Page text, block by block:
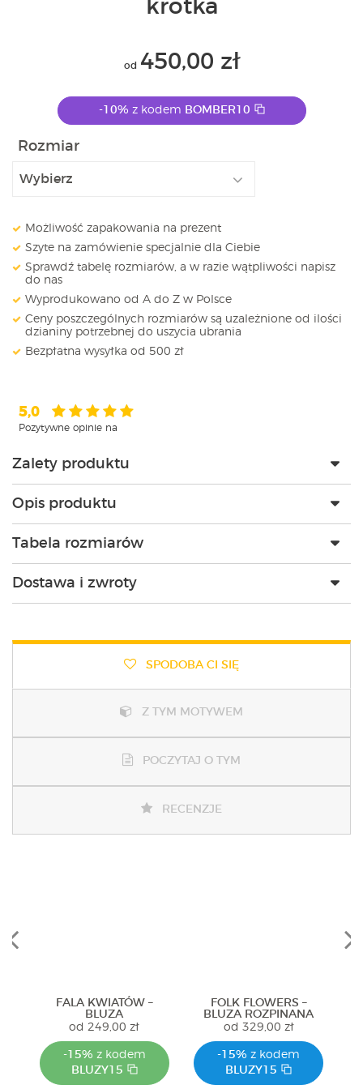
krótka
od 450,00 zł
-10% z kodem BOMBER10
Rozmiar
Możliwość zapakowania na prezent
Szyte na zamówienie specjalnie dla Ciebie
Sprawdź tabelę rozmiarów, a w razie wątpliwości napisz
do nas
Wyprodukowano od A do Z w Polsce
Ceny poszczególnych rozmiarów są uzależnione od ilości
dzianiny potrzebnej do uszycia ubrania
Bezpłatna wysyłka od 500 zł
5,0
Pozytywne opinie na
Zalety produktu
Opis produktu
Tabela rozmiarów
Dostawa i zwroty
SPODOBA CI SIĘ
Z TYM MOTYWEM
POCZYTAJ O TYM
RECENZJE
FALA KWIATÓW –
BLUZA
od249,00zł
-15% z kodem
BLUZY15
FOLK FLOWERS –
BLUZA ROZPINANA
od 329,00 zł
-15% z kodem
BLUZY15